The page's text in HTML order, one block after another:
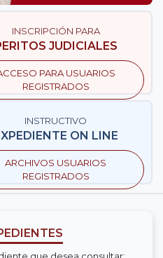
INSCRIPCIÓN PARA
JUDICIALES
PARA USUARIOS
REGISTRADOS
INSTRUCTIVO
ON LINE
ARCHIVOS USUARIOS
REGISTRADOS